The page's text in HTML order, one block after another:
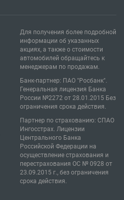
Для получения более подробной
информации об указанных
акциях, а также о стоимости
автомобилей обращайтесь к
менеджерам по продажам.
Банк-партнер: ПАО "Росбанк".
Генеральная лицензия Банка
России №2272 от 28.01.2015 Без
ограничения срока действия.
Партнер по страхованию: СПАО
Ингосстрах. Лицензии
Центрального Банка
Российской Федерации на
осуществление страхования и
перестрахования ОС № 0928 от
23.09.2015 г., без ограничения
срока действия.